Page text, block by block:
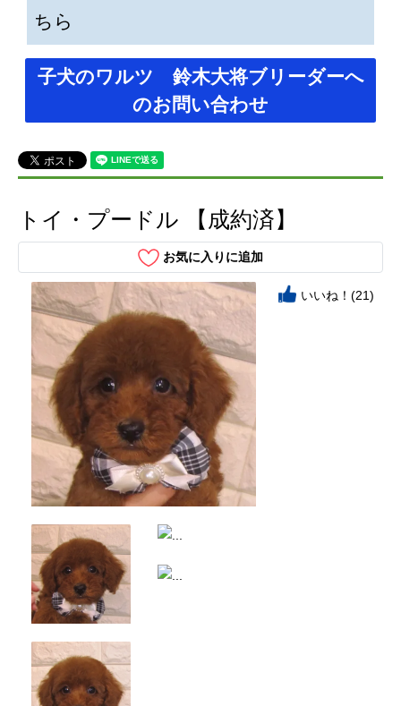
ちら
子犬のワルツ 鈴木大将ブリーダーへ
のお問い合わせ
トイ・プードル 【成約済】
お気に入りに追加
いいね！(21)